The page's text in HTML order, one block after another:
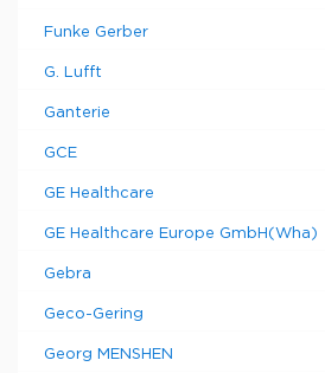
Funke Gerber
G. Lufft
Ganterie
GCE
GE Healthcare
GE Healthcare Europe GmbH(Wha)
Gebra
Geco-Gering
Georg MENSHEN